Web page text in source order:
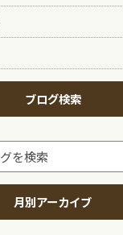
ブログ検索
月別アーカイブ